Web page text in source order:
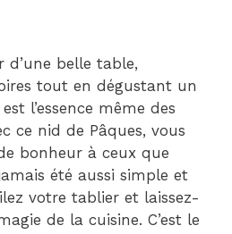
d’une belle table,
tout en dégustant un
l’essence même des
ce nid de Pâques, vous
bonheur à ceux que
été aussi simple et
votre tablier et laissez-
de la cuisine. C’est le